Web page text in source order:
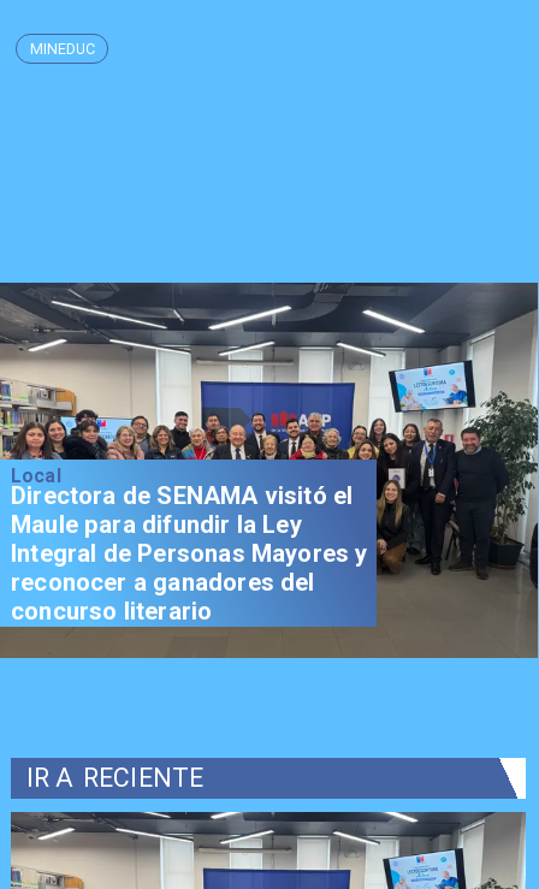
MINEDUC
Local
Directora de SENAMA visitó el
Maule para difundir la Ley
Integral de Personas Mayores y
reconocer a ganadores del
concurso literario
IR A RECIENTE